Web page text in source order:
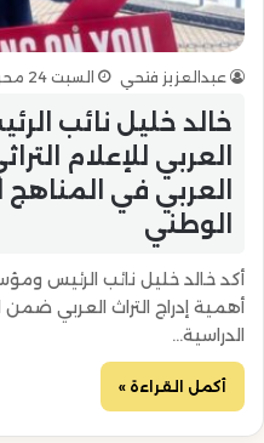
عبدالعزيز فتحي السبت 24 محرم 1447هـ
خالد خليل نائب
العربي للإعلام
العربي في المناهج
الوطني
أكد خالد خليل نائب الرئيس
أهمية إدراج التراث العربي
الدراسية…
أكمل القراءة »